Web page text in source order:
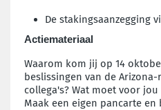
De stakingsaanzegging
Actiemateriaal
Waarom kom jij op 14
beslissingen van de
collega's? Wat moet voor jou
Maak een eigen pancarte